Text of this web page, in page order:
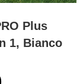
Plus
1, Bianco